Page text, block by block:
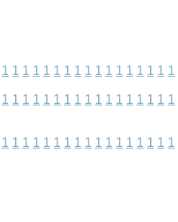
1 1 1 1 1 1 1 1 1 1 1 1 1 1 1 1 1
1 1 1 1 1 1 1 1 1 1 1 1 1 1 1 1 1
1 1 1 1 1 1 1 1 1 1 1 1 1 1 1 1 1